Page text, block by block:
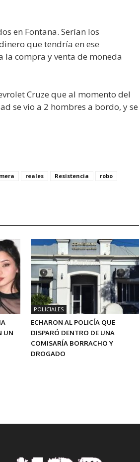
en Fontana. Serían los
que tendría en ese
la compra y venta de moneda
Cruze que al momento del
se vio a 2 hombres a bordo, y se
reales Resistencia
robo
UN
POLICIALES
ECHARON AL POLICÍA QUE
DISPARÓ DENTRO DE UNA
COMISARÍA BORRACHO Y
DROGADO